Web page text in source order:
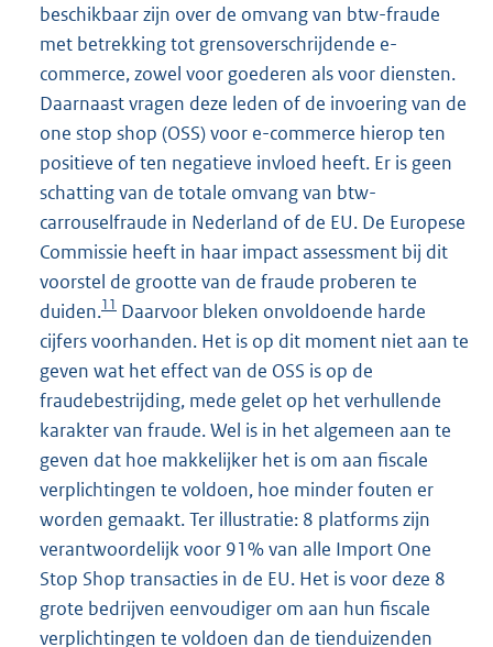
beschikbaar zijn over de omvang van btw-fraude
met betrekking tot grensoverschrijdende e-
commerce, zowel voor goederen als voor diensten.
Daarnaast vragen deze leden of de invoering van de
one stop shop (OSS) voor e-commerce hierop ten
positieve of ten negatieve invloed heeft. Er is geen
schatting van de totale omvang van btw-
carrouselfraude in Nederland of de EU. De Europese
Commissie heeft in haar impact assessment bij dit
voorstel de grootte van de fraude proberen te
duiden.11 Daarvoor bleken onvoldoende harde
cijfers voorhanden. Het is op dit moment niet aan te
geven wat het effect van de OSS is op de
fraudebestrijding, mede gelet op het verhullende
karakter van fraude. Wel is in het algemeen aan te
geven dat hoe makkelijker het is om aan fiscale
verplichtingen te voldoen, hoe minder fouten er
worden gemaakt. Ter illustratie: 8 platforms zijn
verantwoordelijk voor 91% van alle Import One
Stop Shop transacties in de EU. Het is voor deze 8
grote bedrijven eenvoudiger om aan hun fiscale
verplichtingen te voldoen dan de tienduizenden